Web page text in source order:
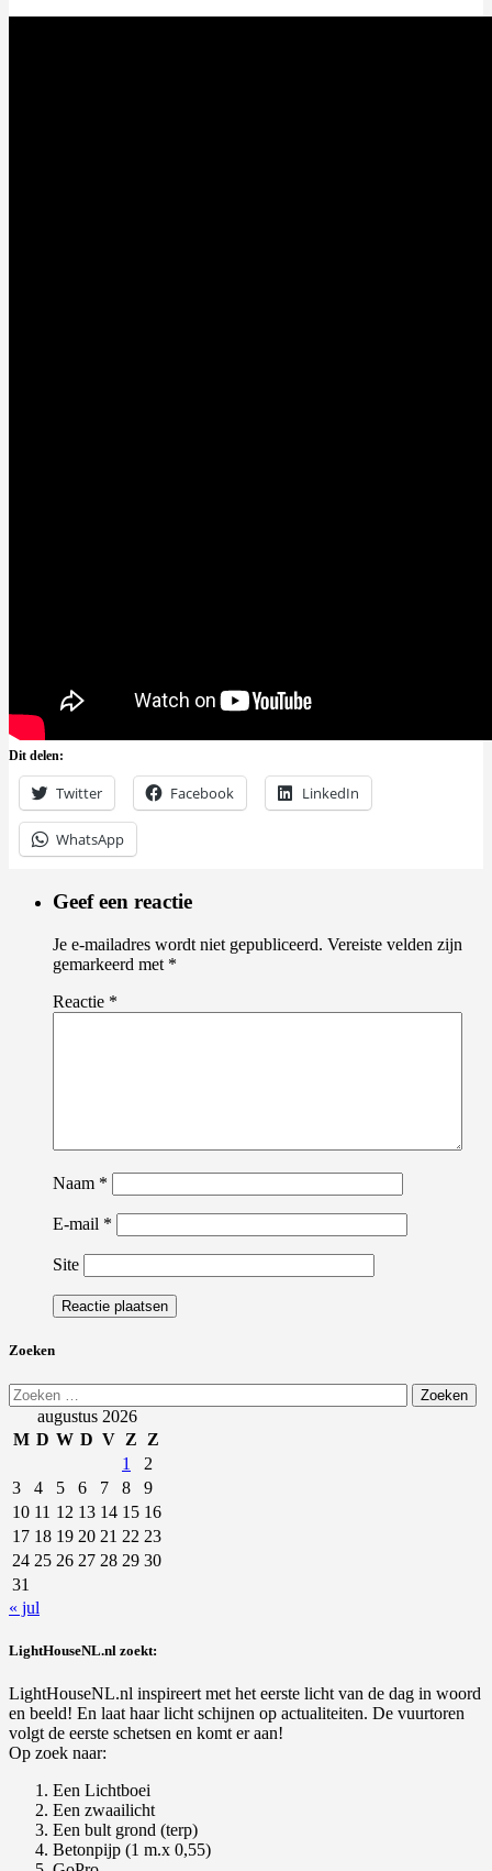
Dit delen:
Twitter Facebook LinkedIn
WhatsApp
Geef een reactie
Je e-mailadres wordt niet gepubliceerd. Vereiste velden zijn
gemarkeerd met *
Reactie *
Naam *
E-mail *
Site
Zoeken
Zoeken
naar:augustus 2026
M D W D V Z
Z
1
2
3
4 5 6 7 8
9
10 11 12 13 14 15 16
17 18 19 20 21 22 23
24 25 26 27 28 29 30
31
« jul
LightHouseNL.nl zoekt:
LightHouseNL.nl inspireert met het eerste licht van de dag in woord
en beeld! En laat haar licht schijnen op actualiteiten. De vuurtoren
volgt de eerste schetsen en komt er aan!
Op zoek naar:
Een Lichtboei
Een zwaailicht
Een bult grond (terp)
Betonpijp (1 m.x 0,55)